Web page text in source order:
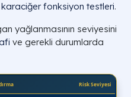
karaciğer fonksiyon testleri.
yağlanmasının seviyesini
ve gerekli durumlarda